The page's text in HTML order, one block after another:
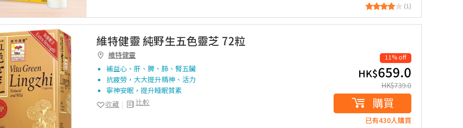
(1)
維特健靈 純野生五色靈芝 72粒
維特健靈
補益心、肝、脾、肺、腎五臟
抗疲勞，大大提升精神、活力
寧神安眠，提升睡眠質素
比較
收藏
11% off
HK$659.0
HK$739.0
購買
已有430人購買